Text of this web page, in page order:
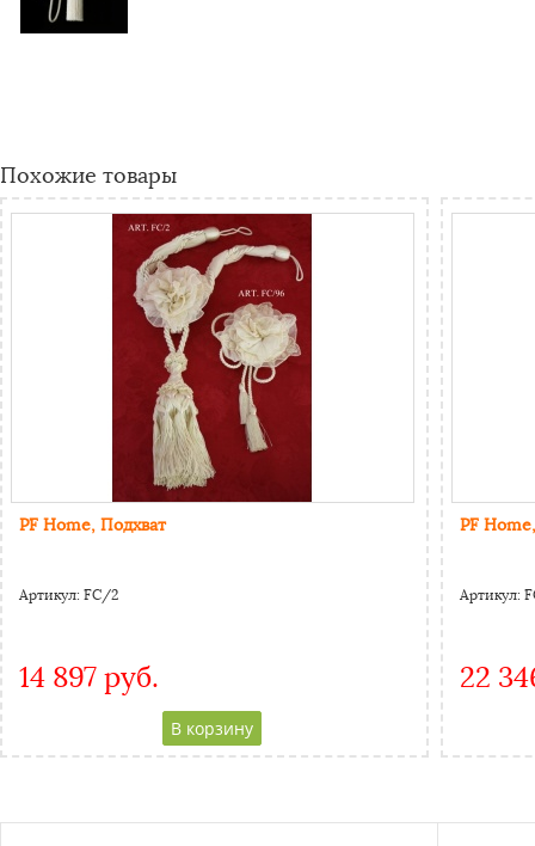
Похожие товары
PF Home, Подхват
Артикул: FC/2
14 897 руб.
PF
Артикул:
22